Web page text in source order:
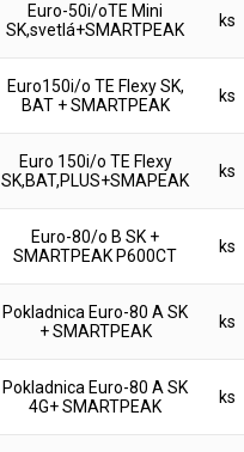
Euro-50i/oTE Mini
SK,svetlá+SMARTPEAK
ks
Euro150i/o TE Flexy SK,
BAT + SMARTPEAK
ks
Euro 150i/o TE Flexy
SK,BAT,PLUS+SMAPEAK
ks
Euro-80/o B SK +
SMARTPEAK P600CT
ks
Pokladnica Euro-80 A SK
+ SMARTPEAK
ks
Pokladnica Euro-80 A SK
4G+ SMARTPEAK
ks